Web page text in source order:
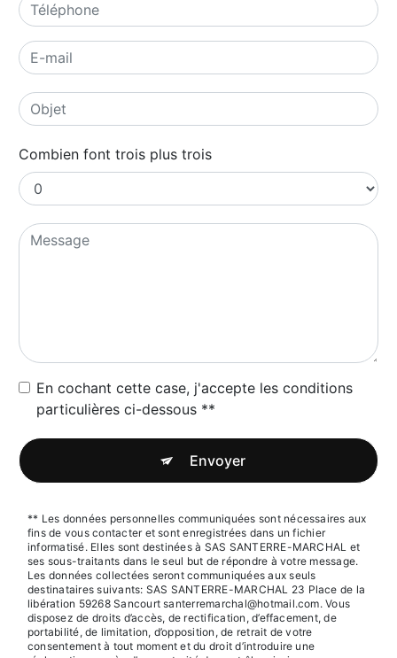
Combien font trois plus trois
En cochant cette case, j'accepte les conditions
particulières ci-dessous **
Envoyer
** Les données personnelles communiquées sont nécessaires aux
fins de vous contacter et sont enregistrées dans un fichier
informatisé. Elles sont destinées à SAS SANTERRE-MARCHAL et
ses sous-traitants dans le seul but de répondre à votre message.
Les données collectées seront communiquées aux seuls
destinataires suivants: SAS SANTERRE-MARCHAL 23 Place de la
libération 59268 Sancourt santerremarchal@hotmail.com. Vous
disposez de droits d’accès, de rectification, d’effacement, de
portabilité, de limitation, d’opposition, de retrait de votre
consentement à tout moment et du droit d’introduire une